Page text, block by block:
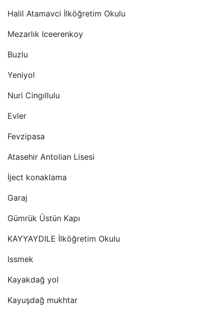
Halil Atamavci İlköğretim Okulu
Mezarlık Iceerenkoy
Buzlu
Yeniyol
Nuri Cingıllulu
Evler
Fevzipasa
Atasehir Antolian Lisesi
İject konaklama
Garaj
Gümrük Üstün Kapı
KAYYAYDILE İlköğretim Okulu
Issmek
Kayakdağ yol
Kayuşdağ mukhtar